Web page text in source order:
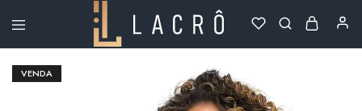
Lacrô
VENDA